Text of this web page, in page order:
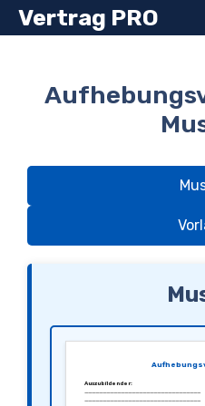
Zum
InhaltVertrag PRO
Auszubildender:
________________________________
________________________________